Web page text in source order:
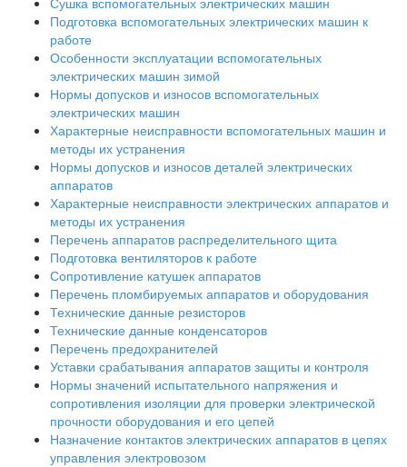
Подготовка вспомогательных электрических машин к
работе
Особенности эксплуатации вспомогательных
электрических машин зимой
Нормы допусков и износов вспомогательных
электрических машин
Характерные неисправности вспомогательных машин и
методы их устранения
Нормы допусков и износов деталей электрических
аппаратов
Характерные неисправности электрических аппаратов и
методы их устранения
Перечень аппаратов распределительного щита
Подготовка вентиляторов к работе
Сопротивление катушек аппаратов
Перечень пломбируемых аппаратов и оборудования
Технические данные резисторов
Технические данные конденсаторов
Перечень предохранителей
Уставки срабатывания аппаратов защиты и контроля
Нормы значений испытательного напряжения и
сопротивления изоляции для проверки электрической
прочности оборудования и его цепей
Назначение контактов электрических аппаратов в цепях
управления электровозом